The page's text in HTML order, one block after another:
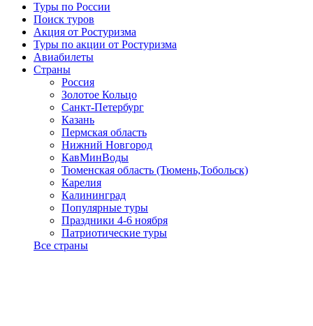
Туры по России
Поиск туров
Акция от Ростуризма
Туры по акции от Ростуризма
Авиабилеты
Страны
Россия
Золотое Кольцо
Санкт-Петербург
Казань
Пермская область
Нижний Новгород
КавМинВоды
Тюменская область (Тюмень,Тобольск)
Карелия
Калининград
Популярные туры
Праздники 4-6 ноября
Патриотические туры
Все страны